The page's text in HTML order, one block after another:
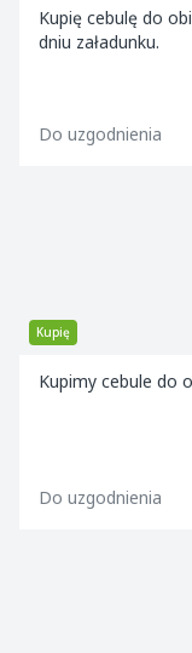
Kupię cebulę do
dniu załadunku.
Do uzgodnienia
Kupię
Kupimy cebule do
Do uzgodnienia